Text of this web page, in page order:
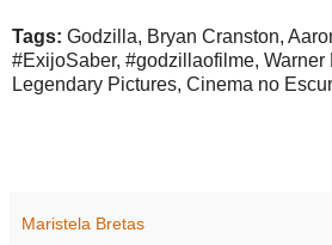
Tags: Godzilla, Bryan Cranston,
#ExijoSaber, #godzillaofilme, Warner
Legendary Pictures, Cinema no
Maristela Bretas